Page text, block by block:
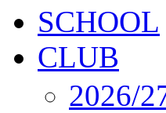
SCHOOL
CLUB
2026/